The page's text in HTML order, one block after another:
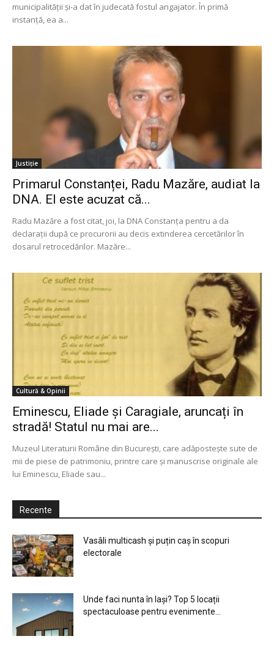
municipalităţii şi-a dat în judecată fostul angajator. În primă
instanţă, ea a...
Justiție
Primarul Constanței, Radu Mazăre, audiat la
DNA. El este acuzat că...
Radu Mazăre a fost citat, joi, la DNA Constanța pentru a da
declaraţii după ce procurorii au decis extinderea cercetărilor în
dosarul retrocedărilor. Mazăre...
Cultură & Opinii
Eminescu, Eliade și Caragiale, aruncați în
stradă! Statul nu mai are...
Muzeul Literaturii Române din Bucureşti, care adăposteşte sute de
mii de piese de patrimoniu, printre care şi manuscrise originale ale
lui Eminescu, Eliade sau...
Recente
Vasâli multicash și puțin caș în scopuri
electorale
Unde faci nunta în Iași? Top 5 locații
spectaculoase pentru evenimente...